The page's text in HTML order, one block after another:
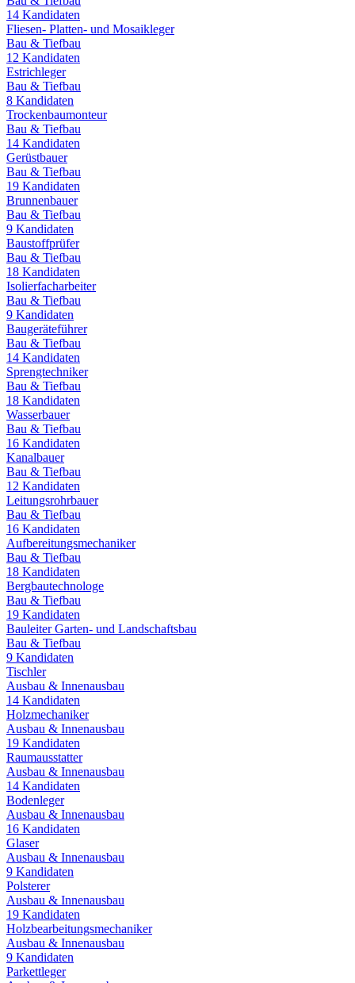
14 Kandidaten
Fliesen- Platten- und Mosaikleger
Bau & Tiefbau
12 Kandidaten
Estrichleger
Bau & Tiefbau
8 Kandidaten
Trockenbaumonteur
Bau & Tiefbau
14 Kandidaten
Gerüstbauer
Bau & Tiefbau
19 Kandidaten
Brunnenbauer
Bau & Tiefbau
9 Kandidaten
Baustoffprüfer
Bau & Tiefbau
18 Kandidaten
Isolierfacharbeiter
Bau & Tiefbau
9 Kandidaten
Baugeräteführer
Bau & Tiefbau
14 Kandidaten
Sprengtechniker
Bau & Tiefbau
18 Kandidaten
Wasserbauer
Bau & Tiefbau
16 Kandidaten
Kanalbauer
Bau & Tiefbau
12 Kandidaten
Leitungsrohrbauer
Bau & Tiefbau
16 Kandidaten
Aufbereitungsmechaniker
Bau & Tiefbau
18 Kandidaten
Bergbautechnologe
Bau & Tiefbau
19 Kandidaten
Bauleiter Garten- und Landschaftsbau
Bau & Tiefbau
9 Kandidaten
Tischler
Ausbau & Innenausbau
14 Kandidaten
Holzmechaniker
Ausbau & Innenausbau
19 Kandidaten
Raumausstatter
Ausbau & Innenausbau
14 Kandidaten
Bodenleger
Ausbau & Innenausbau
16 Kandidaten
Glaser
Ausbau & Innenausbau
9 Kandidaten
Polsterer
Ausbau & Innenausbau
19 Kandidaten
Holzbearbeitungsmechaniker
Ausbau & Innenausbau
9 Kandidaten
Parkettleger